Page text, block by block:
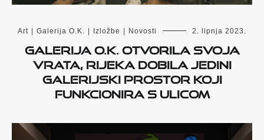
Art | Galerija O.K. | Izložbe | Novosti 2. lipnja 2023.
Galerija O.K. otvorila svoja
vrata, Rijeka dobila jedini
galerijski prostor koji
funkcionira s ulicom